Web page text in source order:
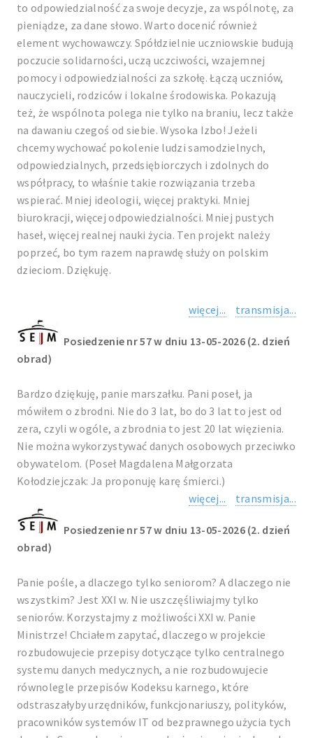
to odpowiedzialność za swoje decyzje, za wspólnotę, za
pieniądze, za dane słowo. Warto docenić również
element wychowawczy. Spółdzielnie uczniowskie budują
poczucie solidarności, uczą uczciwości, wzajemnej
pomocy i odpowiedzialności za szkołę. Łączą uczniów,
nauczycieli, rodziców i lokalne środowiska. Pokazują
też, że wspólnota polega nie tylko na braniu, lecz także
na dawaniu czegoś od siebie. Wysoka Izbo! Jeżeli
chcemy wychować pokolenie ludzi samodzielnych,
odpowiedzialnych, przedsiębiorczych i zdolnych do
współpracy, to właśnie takie rozwiązania trzeba
wspierać. Mniej ideologii, więcej praktyki. Mniej
biurokracji, więcej odpowiedzialności. Mniej pustych
haseł, więcej realnej nauki życia. Ten projekt należy
poprzeć, bo tym razem naprawdę służy on polskim
dzieciom. Dziękuję.
więcej... transmisja...
Posiedzenie nr 57 w dniu 13-05-2026 (2. dzień
obrad)
Bardzo dziękuję, panie marszałku. Pani poseł, ja
mówiłem o zbrodni. Nie do 3 lat, bo do 3 lat to jest od
zera, czyli w ogóle, a zbrodnia to jest 20 lat więzienia.
Nie można wykorzystywać danych osobowych przeciwko
obywatelom. (Poseł Magdalena Małgorzata
Kołodziejczak: Ja proponuję karę śmierci.)
więcej...
transmisja...
Posiedzenie nr 57 w dniu 13-05-2026 (2. dzień
obrad)
Panie pośle, a dlaczego tylko seniorom? A dlaczego nie
wszystkim? Jest XXI w. Nie uszczęśliwiajmy tylko
seniorów. Korzystajmy z możliwości XXI w. Panie
Ministrze! Chciałem zapytać, dlaczego w projekcie
rozbudowujecie przepisy dotyczące tylko centralnego
systemu danych medycznych, a nie rozbudowujecie
równolegle przepisów Kodeksu karnego, które
odstraszałyby urzędników, funkcjonariuszy, polityków,
pracowników systemów IT od bezprawnego użycia tych